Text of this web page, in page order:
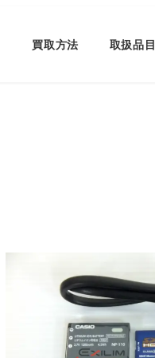
買取方法 取扱品目